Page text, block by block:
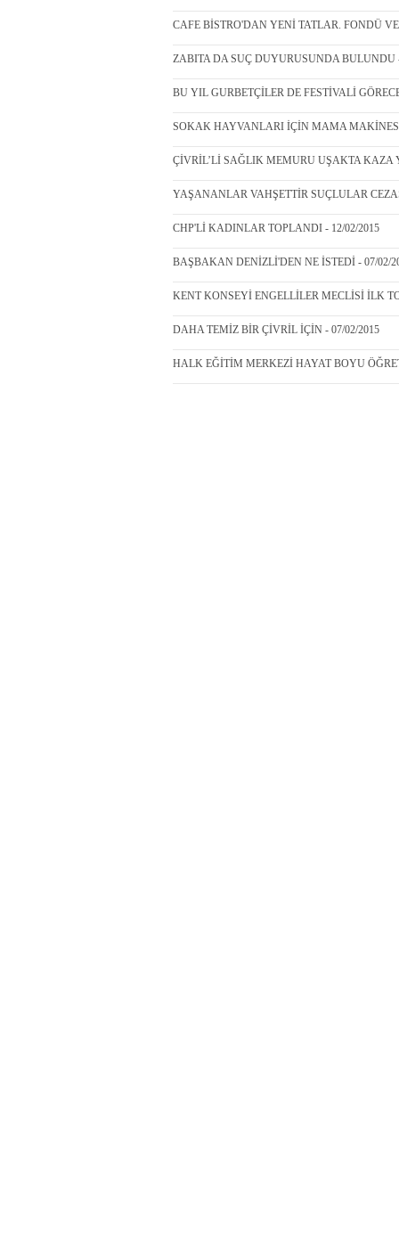
CAFE BİSTRO'DAN YENİ TATLAR. FONDÜ
ZABITA DA SUÇ DUYURUSUNDA BULUNDU
BU YIL GURBETÇİLER DE FESTİVALİ
SOKAK HAYVANLARI İÇİN MAMA
ÇİVRİL’Lİ SAĞLIK MEMURU UŞAKTA KAZA
YAŞANANLAR VAHŞETTİR SUÇLULAR
CHP'Lİ KADINLAR TOPLANDI - 12/02/2015
BAŞBAKAN DENİZLİ'DEN NE İSTEDİ - 07/02/
KENT KONSEYİ ENGELLİLER MECLİSİ İLK
DAHA TEMİZ BİR ÇİVRİL İÇİN - 07/02/2015
HALK EĞİTİM MERKEZİ HAYAT BOYU